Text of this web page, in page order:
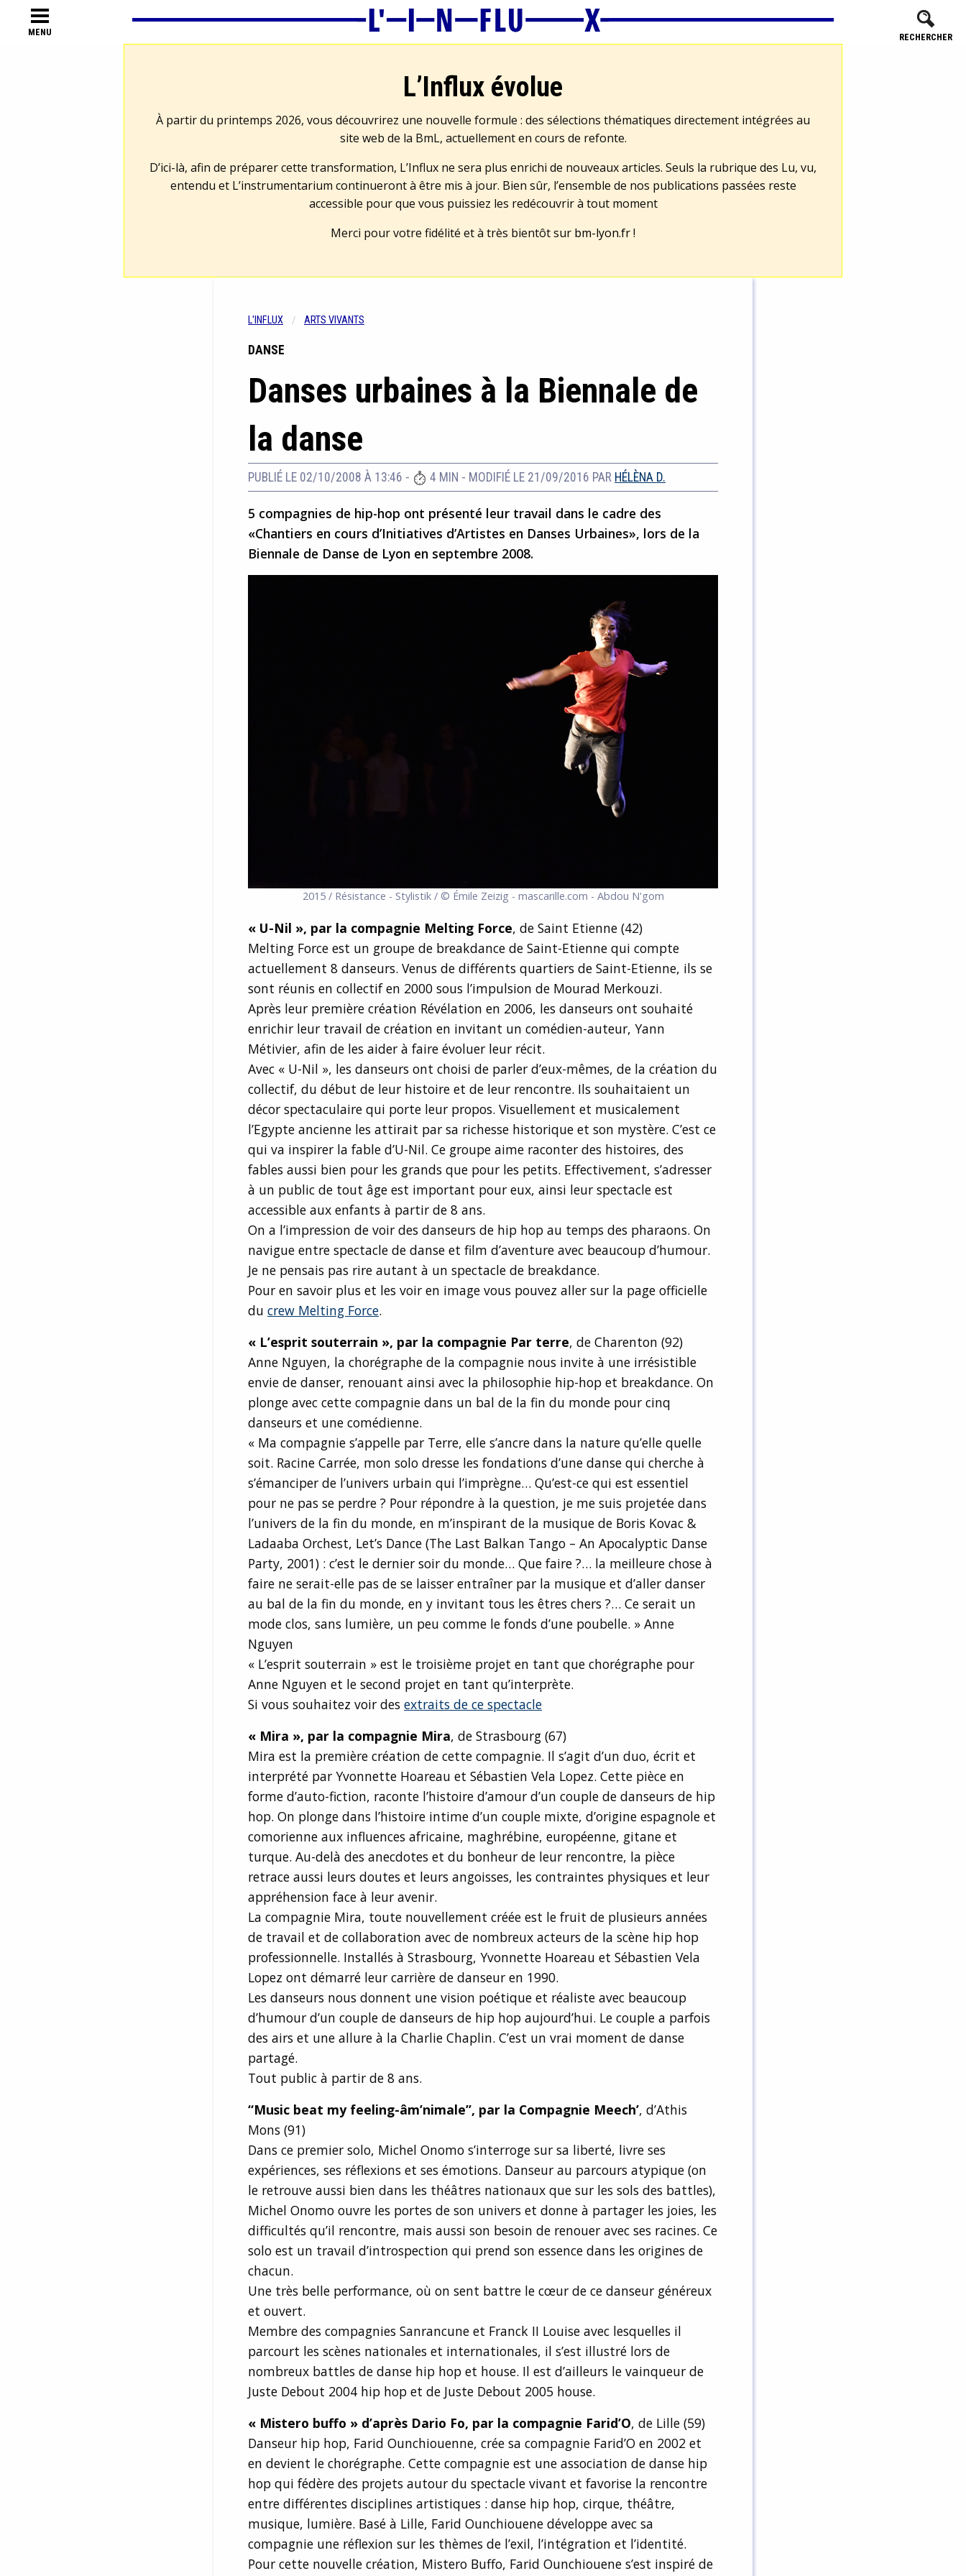
MENU RECHERCHER
L’Influx évolue
À partir du printemps 2026, vous découvrirez une nouvelle formule : des sélections thématiques directement intégrées au
site web de la BmL, actuellement en cours de refonte.
D’ici-là, afin de préparer cette transformation, L’Influx ne sera plus enrichi de nouveaux articles. Seuls la rubrique des Lu, vu,
entendu et L’instrumentarium continueront à être mis à jour. Bien sûr, l’ensemble de nos publications passées reste
accessible pour que vous puissiez les redécouvrir à tout moment
Merci pour votre fidélité et à très bientôt sur bm-lyon.fr!
L'INFLUX ARTS VIVANTS
DANSE
Danses urbaines à la Biennale de
la danse
PUBLIÉ LE 02/10/2008 À 13:46 - 4 MIN - MODIFIÉ LE 21/09/2016 PAR HÉLÈNA D.
5 compagnies de hip-hop ont présenté leur travail dans le cadre des
«Chantiers en cours d’Initiatives d’Artistes en Danses Urbaines», lors de la
Biennale de Danse de Lyon en septembre 2008.
2015 / Résistance - Stylistik / © Émile Zeizig - mascarille.com - Abdou N'gom
« U-Nil », par la compagnie Melting Force, de Saint Etienne (42)
Melting Force est un groupe de breakdance de Saint-Etienne qui compte
actuellement 8 danseurs. Venus de différents quartiers de Saint-Etienne, ils se
sont réunis en collectif en 2000 sous l’impulsion de Mourad Merkouzi.
Après leur première création Révélation en 2006, les danseurs ont souhaité
enrichir leur travail de création en invitant un comédien-auteur, Yann
Métivier, afin de les aider à faire évoluer leur récit.
Avec « U-Nil », les danseurs ont choisi de parler d’eux-mêmes, de la création du
collectif, du début de leur histoire et de leur rencontre. Ils souhaitaient un
décor spectaculaire qui porte leur propos. Visuellement et musicalement
l’Egypte ancienne les attirait par sa richesse historique et son mystère. C’est ce
qui va inspirer la fable d’U-Nil. Ce groupe aime raconter des histoires, des
fables aussi bien pour les grands que pour les petits. Effectivement, s’adresser
à un public de tout âge est important pour eux, ainsi leur spectacle est
accessible aux enfants à partir de 8 ans.
On a l’impression de voir des danseurs de hip hop au temps des pharaons. On
navigue entre spectacle de danse et film d’aventure avec beaucoup d’humour.
Je ne pensais pas rire autant à un spectacle de breakdance.
Pour en savoir plus et les voir en image vous pouvez aller sur la page officielle
du crew Melting Force.
« L’esprit souterrain », par la compagnie Par terre, de Charenton (92)
Anne Nguyen, la chorégraphe de la compagnie nous invite à une irrésistible
envie de danser, renouant ainsi avec la philosophie hip-hop et breakdance. On
plonge avec cette compagnie dans un bal de la fin du monde pour cinq
danseurs et une comédienne.
« Ma compagnie s’appelle par Terre, elle s’ancre dans la nature qu’elle quelle
soit. Racine Carrée, mon solo dresse les fondations d’une danse qui cherche à
s’émanciper de l’univers urbain qui l’imprègne… Qu’est-ce qui est essentiel
pour ne pas se perdre ? Pour répondre à la question, je me suis projetée dans
l’univers de la fin du monde, en m’inspirant de la musique de Boris Kovac &
Ladaaba Orchest, Let’s Dance (The Last Balkan Tango – An Apocalyptic Danse
Party, 2001) : c’est le dernier soir du monde… Que faire ?… la meilleure chose à
faire ne serait-elle pas de se laisser entraîner par la musique et d’aller danser
au bal de la fin du monde, en y invitant tous les êtres chers ?… Ce serait un
mode clos, sans lumière, un peu comme le fonds d’une poubelle. » Anne
Nguyen
« L’esprit souterrain » est le troisième projet en tant que chorégraphe pour
Anne Nguyen et le second projet en tant qu’interprète.
Si vous souhaitez voir des extraits de ce spectacle
« Mira », par la compagnie Mira, de Strasbourg (67)
Mira est la première création de cette compagnie. Il s’agit d’un duo, écrit et
interprété par Yvonnette Hoareau et Sébastien Vela Lopez. Cette pièce en
forme d’auto-fiction, raconte l’histoire d’amour d’un couple de danseurs de hip
hop. On plonge dans l’histoire intime d’un couple mixte, d’origine espagnole et
comorienne aux influences africaine, maghrébine, européenne, gitane et
turque. Au-delà des anecdotes et du bonheur de leur rencontre, la pièce
retrace aussi leurs doutes et leurs angoisses, les contraintes physiques et leur
appréhension face à leur avenir.
La compagnie Mira, toute nouvellement créée est le fruit de plusieurs années
de travail et de collaboration avec de nombreux acteurs de la scène hip hop
professionnelle. Installés à Strasbourg, Yvonnette Hoareau et Sébastien Vela
Lopez ont démarré leur carrière de danseur en 1990.
Les danseurs nous donnent une vision poétique et réaliste avec beaucoup
d’humour d’un couple de danseurs de hip hop aujourd’hui. Le couple a parfois
des airs et une allure à la Charlie Chaplin. C’est un vrai moment de danse
partagé.
Tout public à partir de 8 ans.
“Music beat my feeling-âm’nimale”, par la Compagnie Meech’, d’Athis
Mons (91)
Dans ce premier solo, Michel Onomo s’interroge sur sa liberté, livre ses
expériences, ses réflexions et ses émotions. Danseur au parcours atypique (on
le retrouve aussi bien dans les théâtres nationaux que sur les sols des battles),
Michel Onomo ouvre les portes de son univers et donne à partager les joies, les
difficultés qu’il rencontre, mais aussi son besoin de renouer avec ses racines. Ce
solo est un travail d’introspection qui prend son essence dans les origines de
chacun.
Une très belle performance, où on sent battre le cœur de ce danseur généreux
et ouvert.
Membre des compagnies Sanrancune et Franck II Louise avec lesquelles il
parcourt les scènes nationales et internationales, il s’est illustré lors de
nombreux battles de danse hip hop et house. Il est d’ailleurs le vainqueur de
Juste Debout 2004 hip hop et de Juste Debout 2005 house.
« Mistero buffo » d’après Dario Fo, par la compagnie Farid’O, de Lille (59)
Danseur hip hop, Farid Ounchiouenne, crée sa compagnie Farid’O en 2002 et
en devient le chorégraphe. Cette compagnie est une association de danse hip
hop qui fédère des projets autour du spectacle vivant et favorise la rencontre
entre différentes disciplines artistiques : danse hip hop, cirque, théâtre,
musique, lumière. Basé à Lille, Farid Ounchiouene développe avec sa
compagnie une réflexion sur les thèmes de l’exil, l’intégration et l’identité.
Pour cette nouvelle création, Mistero Buffo, Farid Ounchiouene s’est inspiré de